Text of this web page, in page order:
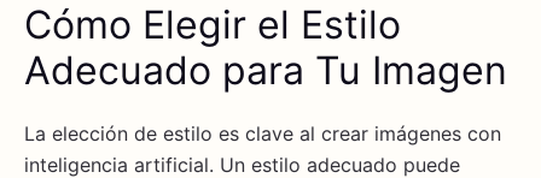
Cómo Elegir el Estilo
Adecuado para Tu Imagen
La elección de estilo es clave al crear imágenes con
inteligencia artificial. Un estilo adecuado puede